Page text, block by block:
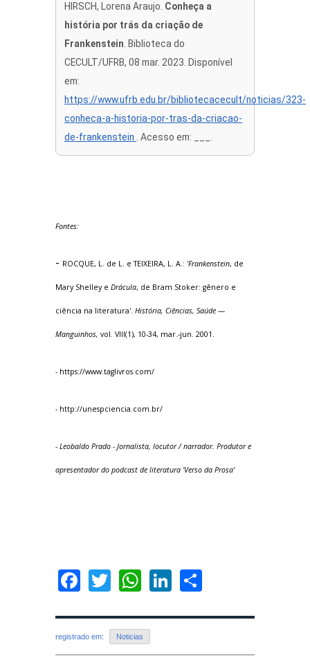
HIRSCH, Lorena Araujo. Conheça a
história por trás da criação de
Frankenstein. Biblioteca do
CECULT/UFRB, 08 mar. 2023. Disponível
em:
https://www.ufrb.edu.br/bibliotecacecult/noticias/323-
conheca-a-historia-por-tras-da-criacao-
de-frankenstein . Acesso em: ___.
Fontes:
- ROCQUE, L. de L. e TEIXEIRA, L. A.: 'Frankenstein, de
Mary Shelley e Drácula, de Bram Stoker: gênero e
ciência na literatura'. História, Ciências, Saúde —
Manguinhos, vol. VIII(1), 10-34, mar.-jun. 2001.
- https://www.taglivros.com/
- http://unespciencia.com.br/
- Leobaldo Prado - Jornalista, locutor / narrador. Produtor e
apresentador do podcast de literatura ‘Verso da Prosa’
Facebook
Twitter
WhatsApp
LinkedIn
registrado em: Noticias